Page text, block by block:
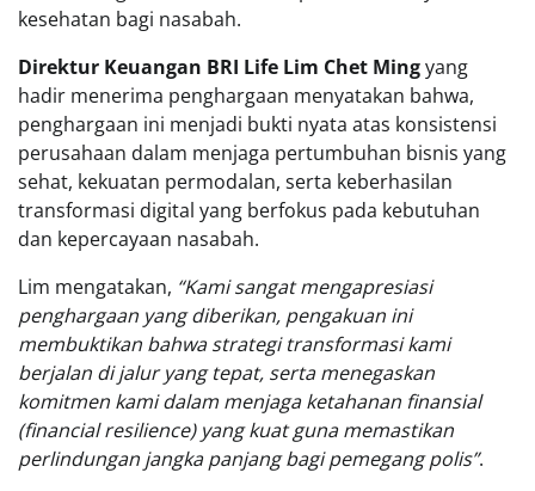
kesehatan bagi nasabah.
Direktur Keuangan BRI Life Lim Chet Mingyang
hadir menerima penghargaan menyatakan bahwa,
penghargaan ini menjadi bukti nyata atas konsistensi
perusahaan dalam menjaga pertumbuhan bisnis yang
sehat, kekuatan permodalan, serta keberhasilan
transformasi digital yang berfokus pada kebutuhan
dan kepercayaan nasabah.
Lim mengatakan, “Kami sangat mengapresiasi
penghargaan yang diberikan, pengakuan ini
membuktikan bahwa strategi transformasi kami
berjalan di jalur yang tepat, serta menegaskan
komitmen kami dalam menjaga ketahanan finansial
(financial resilience) yang kuat guna memastikan
perlindungan jangka panjang bagi pemegang polis”.